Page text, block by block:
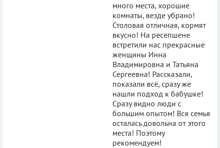
много места, хорошие
комнаты, везде убрано!
Столовая отличная, кормят
вкусно! На ресепшене
встретили нас прекрасные
женщины Инна
Владимировна и Татьяна
Сергеевна! Рассказали,
показали всё, сразу же
нашли подход к бабушке!
Сразу видно люди с
большим опытом! Вся семья
осталась довольна от этого
места! Поэтому
рекомендуем!